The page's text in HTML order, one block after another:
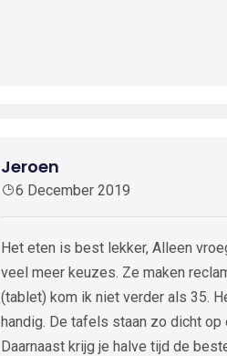
Jeroen
6 December 2019
Het eten is best lekker, Alleen
veel meer keuzes. Ze maken
(tablet) kom ik niet verder als 35.
handig. De tafels staan zo dicht
Daarnaast krijg je halve tijd de